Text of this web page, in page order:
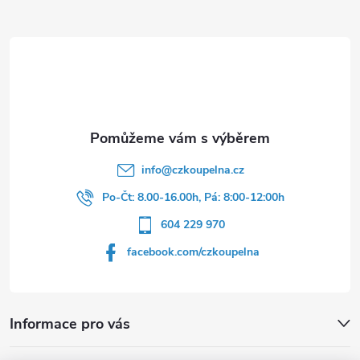
Informace pro vás
info@czkoupelna.cz
Po-Čt: 8.00-16.00h, Pá: 8:00-12:00h
604 229 970
facebook.com/czkoupelna